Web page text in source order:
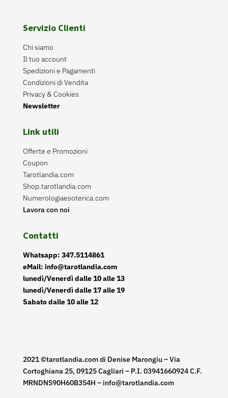
Servizio Clienti
Chi siamo
Il tuo account
Spedizioni e Pagamenti
Condizioni di Vendita
Privacy & Cookies
Newsletter
Link utili
Offerte e Promozioni
Coupon
Tarotlandia.com
Shop.tarotlandia.com
Numerologiaesoterica.com
Lavora con noi
Contatti
Whatsapp: 347.5114861
eMail: info@tarotlandia.com
lunedì/Venerdì dalle 10 alle 13
lunedì/Venerdì dalle 17 alle 19
Sabato dalle 10 alle 12
2021 ©tarotlandia.com di Denise Marongiu – Via
Cortoghiana 25, 09125 Cagliari – P.I. 03941660924 C.F.
MRNDNS90H60B354H – info@tarotlandia.com